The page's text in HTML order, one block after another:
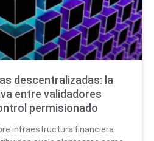
descentralizadas: la
entre validadores
permisionado
infraestructura financiera